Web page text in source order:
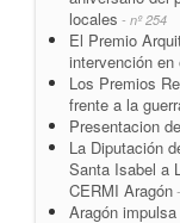
locales - nº 254
El Premio
intervención
Los Premios
frente a la
Presentacion
La Diputación
Santa Isabel a
CERMI Aragón
Aragón